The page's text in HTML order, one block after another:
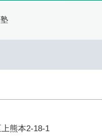
熊本2-18-1